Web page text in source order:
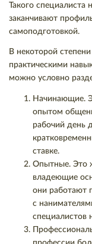
Такого специалиста
заканчивают
самоподготовкой.
В некоторой
практическими
можно условно
Начинающие.
опытом
рабочий день
ставке.
Опытные. Это
владеющие
они работают
с
специалистов